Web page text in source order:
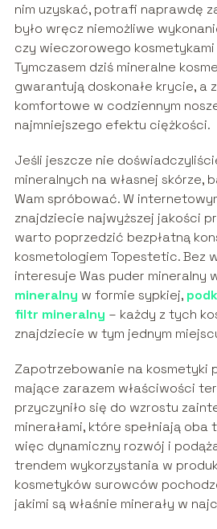
nim uzyskać, potrafi naprawdę
było wręcz niemożliwe
czy wieczorowego kosmetykami
Tymczasem dziś mineralne
gwarantują doskonałe krycie, a
komfortowe w codziennym
najmniejszego efektu ciężkości.
Jeśli jeszcze nie
mineralnych na własnej skórze,
Wam spróbować. W
znajdziecie najwyższej jakości
warto poprzedzić bezpłatną
kosmetologiem Topestetic. Bez
interesuje Was puder mineralny
mineralny w formie sypkiej,
filtr mineralny – każdy z tych
znajdziecie w tym jednym
Zapotrzebowanie na kosmetyki
mające zarazem właściwości
przyczyniło się do wzrostu
minerałami, które spełniają oba
więc dynamiczny rozwój i
trendem wykorzystania w
kosmetyków surowców
jakimi są właśnie minerały w